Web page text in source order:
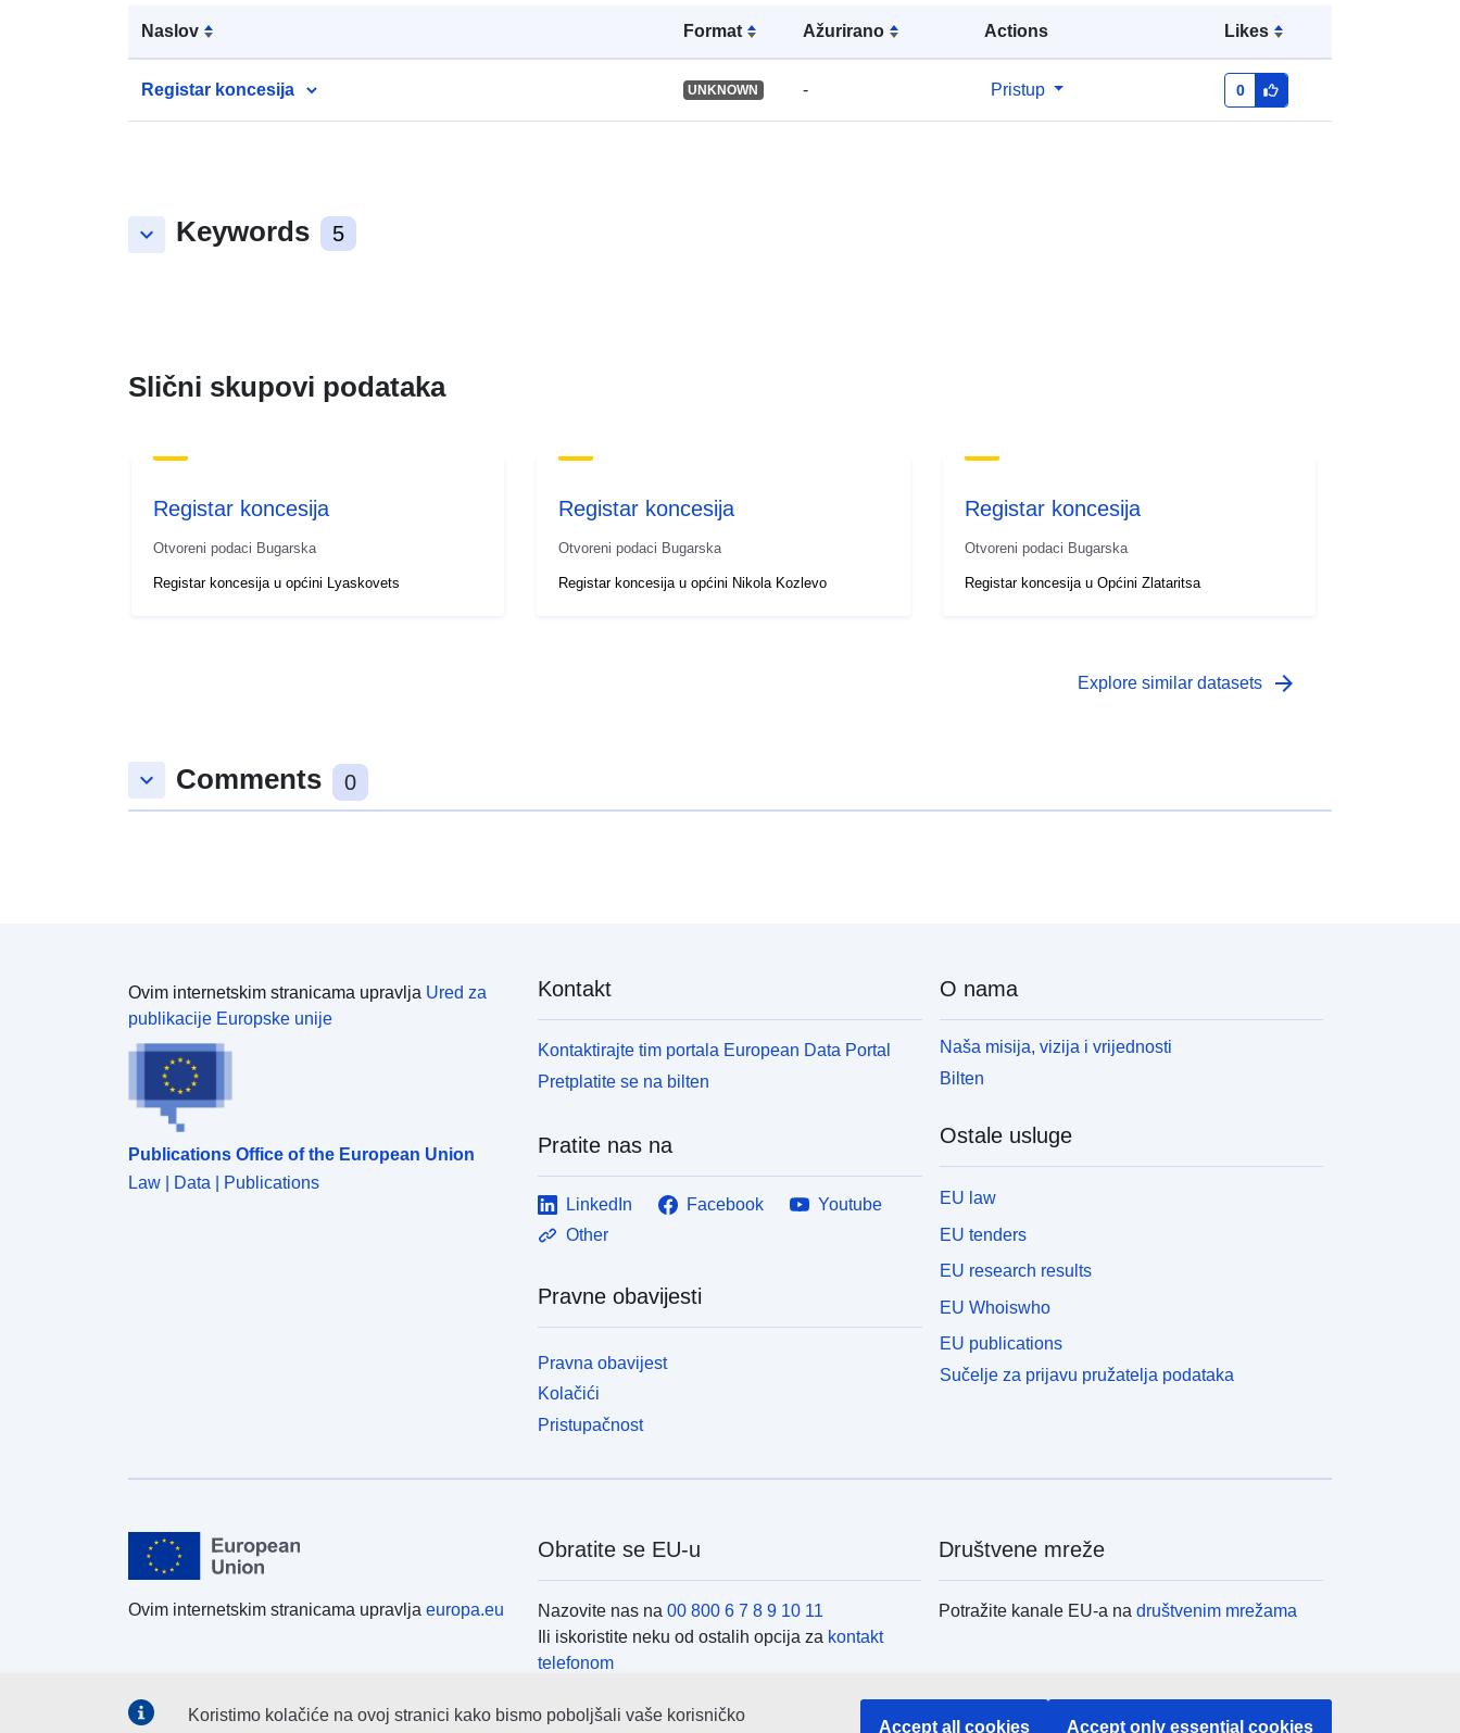
Naslov Formаt Ažurirano Actions Likes
Registar koncesija UNKNOWN - Pristup 0
keyboard_arrow_down Keywords 5
Slični skupovi podataka
Registar koncesija
Otvoreni podaci Bugarska
Registar koncesija u općini Lyaskovets
Registar koncesija
Otvoreni podaci Bugarska
Registar koncesija u općini Nikola Kozlevo
Registar koncesija
Otvoreni podaci Bugarska
Registar koncesija u Općini Zlataritsa
Explore similar datasets arrow_forward
keyboard_arrow_down Comments 0
Ovim internetskim stranicama upravlja Ured za
publikacije Europske unije
Publications Office of the European Union
Law | Data | Publications
Kontakt
Kontaktirajte tim portala European Data Portal
Pretplatite se na bilten
Pratite nas na
LinkedIn Facebook
Youtube
Other
Pravne obavijesti
Pravna obavijest
Kolačići
Pristupačnost
O nama
Naša misija, vizija i vrijednosti
Bilten
Ostale usluge
EU law
EU tenders
EU research results
EU Whoiswho
EU publications
Sučelje za prijavu pružatelja podataka
Ovim internetskim stranicama upravlja europa.eu
Obratite se EU-u
Nazovite nas na 00 800 6 7 8 9 10 11
Ili iskoristite neku od ostalih opcija za kontakt
telefonom
Posjetite nas u nekom odcentara EU-a
Društvene mreže
Potražite kanale EU-a nadruštvenim mrežama
Koristimo kolačiće na ovoj stranici kako bismo poboljšali vaše korisničko
Accept all cookies Accept only essential cookies